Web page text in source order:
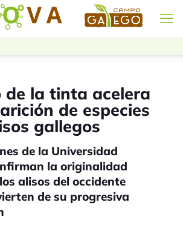
de la tinta acelera
de especies
gallegos
de la Universidad
la originalidad
alisos del occidente
de su progresiva